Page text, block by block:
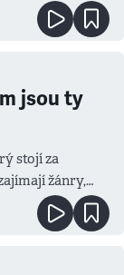
jsou ty
stojí za
žánry,